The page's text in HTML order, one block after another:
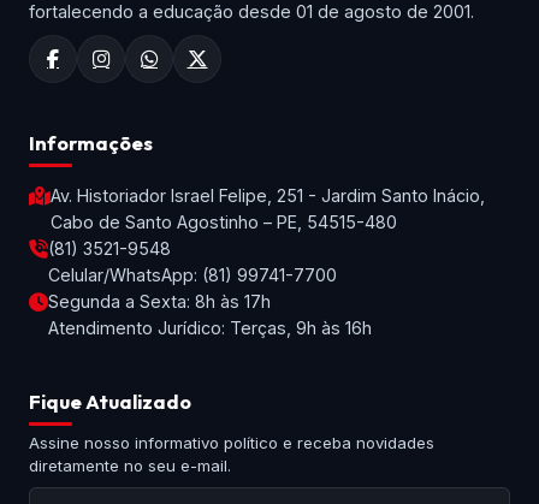
fortalecendo a educação desde 01 de agosto de 2001.
Informações
Av. Historiador Israel Felipe, 251 - Jardim Santo Inácio,
Cabo de Santo Agostinho – PE, 54515-480
(81) 3521-9548
Celular/WhatsApp: (81) 99741-7700
Segunda a Sexta: 8h às 17h
Atendimento Jurídico: Terças, 9h às 16h
Fique Atualizado
Assine nosso informativo político e receba novidades
diretamente no seu e-mail.